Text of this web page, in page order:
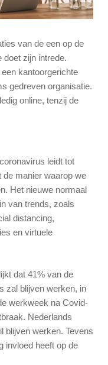
van de een op de
doet zijn intrede.
kantoorgerichte
gedreven organisatie.
online, tenzij de
leidt tot
de manier waarop we
Het nieuwe normaal
van trends, zoals
distancing,
en virtuele
dat 41% van de
zal blijven werken, in
werkweek na Covid-
Nederlands
blijven werken. Tevens
invloed heeft op de